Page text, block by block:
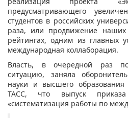
предусматривающего
студентов в российских
раза, или продвижение
рейтингах, одним из главных
международная коллаборация.
Власть, в очередной раз
ситуацию, заняла
науки и высшего
ТАСС, что выпуск
«систематизация работы по